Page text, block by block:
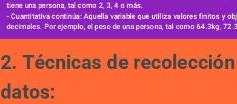
tiene una persona, tal como 2, 3, 4 o más.
- Cuantitativa continúa: Aquella variable que utiliza valores finitos y
decimales. Por ejemplo, el peso de una persona, tal como 64.3kg,
2. Técnicas de
datos: